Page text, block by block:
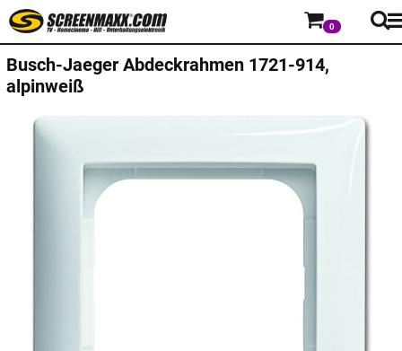
0
Busch-Jaeger Abdeckrahmen 1721-914,
alpinweiß